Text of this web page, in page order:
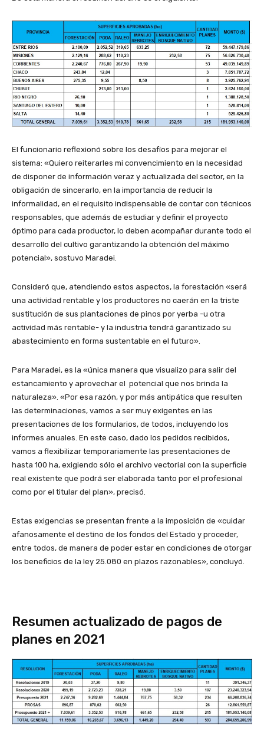
El funcionario reflexionó sobre los desafíos para mejorar el
sistema: «Quiero reiterarles mi convencimiento en la necesidad
de disponer de información veraz y actualizada del sector, en la
obligación de sincerarlo, en la importancia de reducir la
informalidad, en el requisito indispensable de contar con técnicos
responsables, que además de estudiar y definir el proyecto
óptimo para cada productor, lo deben acompañar durante todo el
desarrollo del cultivo garantizando la obtención del máximo
potencial», sostuvo Maradei.
Consideró que, atendiendo estos aspectos, la forestación «será
una actividad rentable y los productores no caerán en la triste
sustitución de sus plantaciones de pinos por yerba -u otra
actividad más rentable- y la industria tendrá garantizado su
abastecimiento en forma sustentable en el futuro».
Para Maradei, es la «única manera que visualizo para salir del
estancamiento y aprovechar el potencial que nos brinda la
naturaleza». «Por esa razón, y por más antipática que resulten
las determinaciones, vamos a ser muy exigentes en las
presentaciones de los formularios, de todos, incluyendo los
informes anuales. En este caso, dado los pedidos recibidos,
vamos a flexibilizar temporariamente las presentaciones de
hasta 100 ha, exigiendo sólo el archivo vectorial con la superficie
real existente que podrá ser elaborada tanto por el profesional
como por el titular del plan», precisó.
Estas exigencias se presentan frente a la imposición de «cuidar
afanosamente el destino de los fondos del Estado y proceder,
entre todos, de manera de poder estar en condiciones de otorgar
los beneficios de la ley 25.080 en plazos razonables», concluyó.
Resumen actualizado de pagos de
planes en 2021